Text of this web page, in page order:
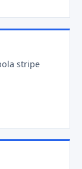
stripe